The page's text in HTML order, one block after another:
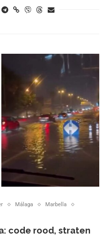
Málaga
Marbella
code rood, straten